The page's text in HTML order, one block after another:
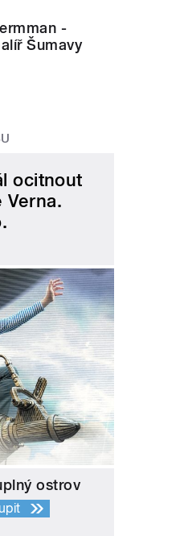
-
Šumavy
ocitnout
Verna.
ostrov